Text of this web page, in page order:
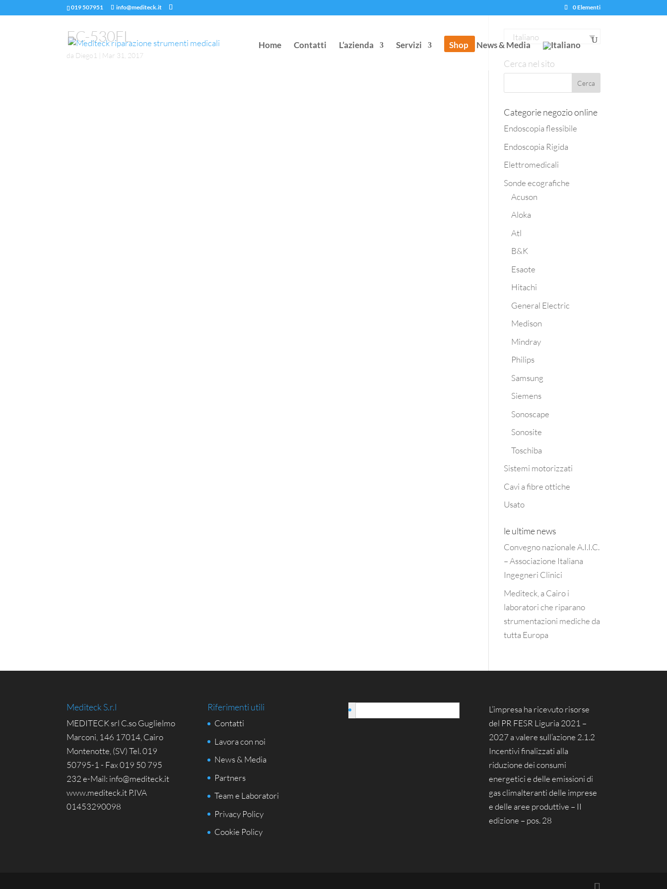
019 507951 info@mediteck.it 0 Elementi
Home Contatti L’azienda Servizi Shop News & Media
EC-530FL
da Diego1 Mar 31, 2017
Italiano
Cerca nel sito
Categorie negozio online
Endoscopia flessibile
Endoscopia Rigida
Elettromedicali
Sonde ecografiche
Acuson
Aloka
Atl
B&K
Esaote
Hitachi
General Electric
Medison
Mindray
Philips
Samsung
Siemens
Sonoscape
Sonosite
Toschiba
Sistemi motorizzati
Cavi a fibre ottiche
Usato
le ultime news
Convegno nazionale A.I.I.C.
– Associazione Italiana
Ingegneri Clinici
Mediteck, a Cairo i
laboratori che riparano
strumentazioni mediche da
tutta Europa
Mediteck S.r.l
MEDITECK srl C.so Guglielmo
Marconi, 146 17014, Cairo
Montenotte, (SV) Tel. 019
50795-1 - Fax 019 50 795
232 e-Mail: info@mediteck.it
www.mediteck.it P.IVA
01453290098
Riferimenti utili
Contatti
Lavora con noi
News & Media
Partners
Team e Laboratori
Privacy Policy
Cookie Policy
L’impresa ha ricevuto risorse
del PR FESR Liguria 2021 –
2027 a valere sull’azione 2.1.2
Incentivi finalizzati alla
riduzione dei consumi
energetici e delle emissioni di
gas climalteranti delle imprese
e delle aree produttive – II
edizione – pos. 28